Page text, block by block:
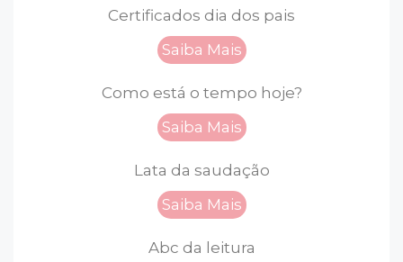
Certificados dia dos pais
Saiba Mais
Como está o tempo hoje?
Saiba Mais
Lata da saudação
Saiba Mais
Abc da leitura